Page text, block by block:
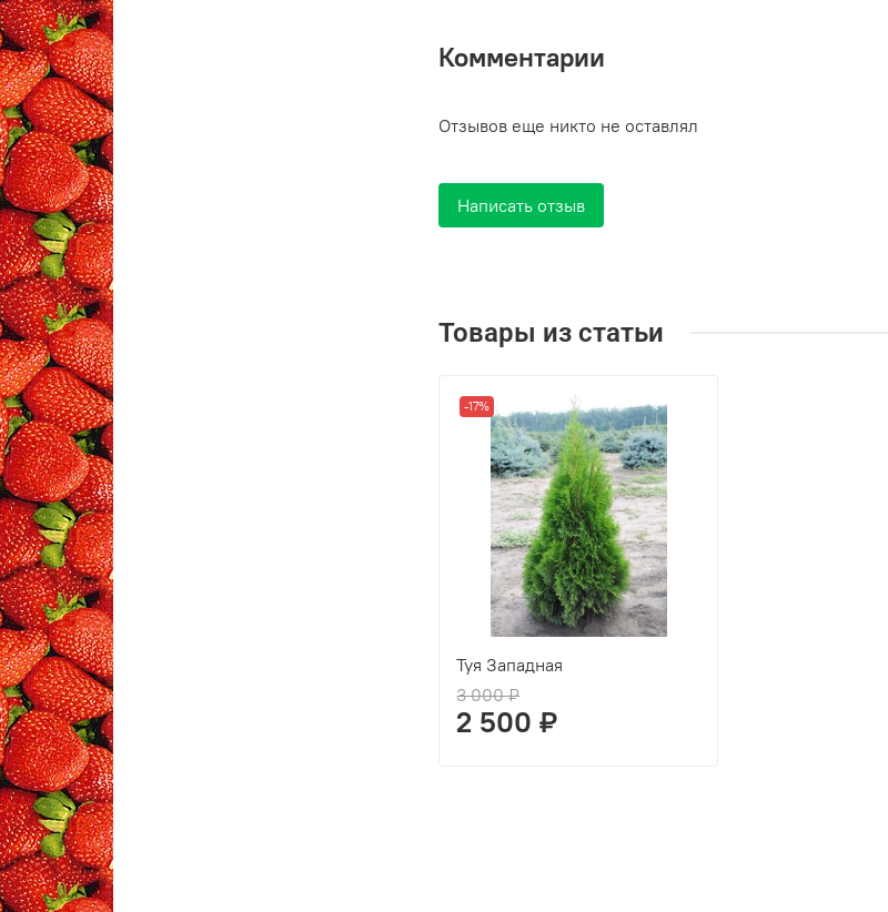
Комментарии
Отзывов еще никто не оставлял
Написать отзыв
Товары из статьи
-17%
Туя Западная
3 000 ₽
2 500 ₽